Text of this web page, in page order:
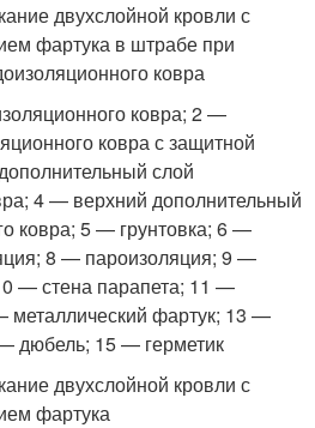
двухслойной кровли с
фартука в штрабе при
ковра
ковра; 2 —
ковра с защитной
слой
4 — верхний дополнительный
ковра; 5 — грунтовка; 6 —
8 — пароизоляция; 9 —
— стена парапета; 11 —
металлический фартук; 13 —
дюбель; 15 — герметик
двухслойной кровли с
фартука